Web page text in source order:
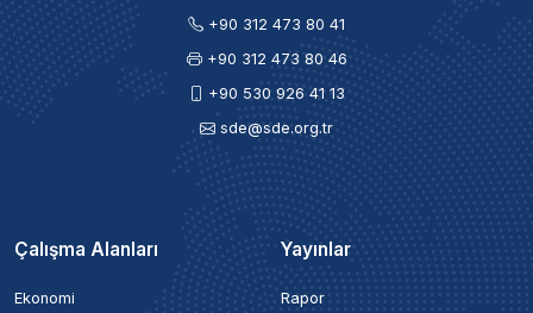
+90 312 473 80 41
+90 312 473 80 46
+90 530 926 41 13
sde@sde.org.tr
Çalışma Alanları
Ekonomi
Yayınlar
Rapor